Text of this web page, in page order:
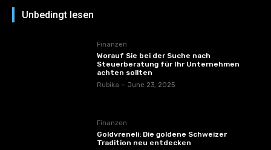
Unbedingt lesen
Finanzen
Worauf Sie bei der Suche nach
Steuerberatung für Ihr Unternehmen
achten sollten
Rubika - June 23, 2025
Finanzen
Goldvreneli: Die goldene Schweizer
Tradition neu entdecken